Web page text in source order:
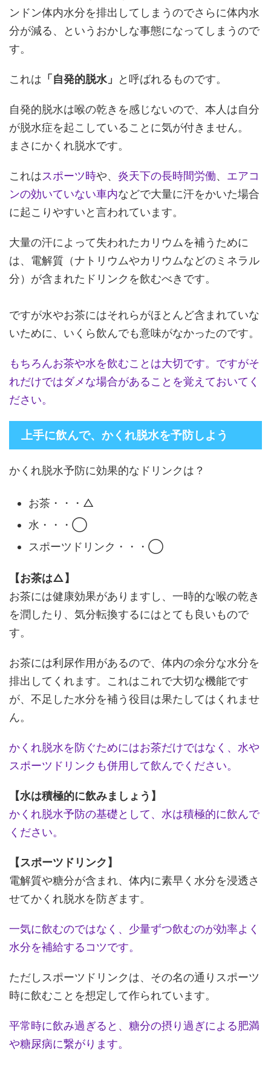
ンドン体内水分を排出してしまうのでさらに体内水
分が減る、というおかしな事態になってしまうので
す。
これは 「自発的脱水」 と呼ばれるものです。
自発的脱水は喉の乾きを感じないので、本人は自分
が脱水症を起こしていることに気が付きません。
まさにかくれ脱水です。
これはスポーツ時や、 炎天下の長時間労働、 エアコ
ンの効いていない車内などで大量に汗をかいた場合
に起こりやすいと言われています。
大量の汗によって失われたカリウムを補うために
は、電解質（ナトリウムやカリウムなどのミネラル
分）が含まれたドリンクを飲むべきです。
ですが水やお茶にはそれらがほとんど含まれていな
いために、いくら飲んでも意味がなかったのです。
もちろんお茶や水を飲むことは大切です。ですがそ
れだけではダメな場合があることを覚えておいてく
ださい。
上手に飲んで、かくれ脱水を予防しよう
かくれ脱水予防に効果的なドリンクは？
お茶・・・△
水・・・◯
スポーツドリンク・・・◯
【お茶は△】
お茶には健康効果がありますし、一時的な喉の乾き
を潤したり、気分転換するにはとても良いもので
す。
お茶には利尿作用があるので、体内の余分な水分を
排出してくれます。これはこれで大切な機能です
が、不足した水分を補う役目は果たしてはくれませ
ん。
かくれ脱水を防ぐためにはお茶だけではなく、水や
スポーツドリンクも併用して飲んでください。
【水は積極的に飲みましょう】
かくれ脱水予防の基礎として、水は積極的に飲んで
ください。
【スポーツドリンク】
電解質や糖分が含まれ、体内に素早く水分を浸透さ
せてかくれ脱水を防ぎます。
一気に飲むのではなく、少量ずつ飲むのが効率よく
水分を補給するコツです。
ただしスポーツドリンクは、その名の通りスポーツ
時に飲むことを想定して作られています。
平常時に飲み過ぎると、糖分の摂り過ぎによる肥満
や糖尿病に繋がります。